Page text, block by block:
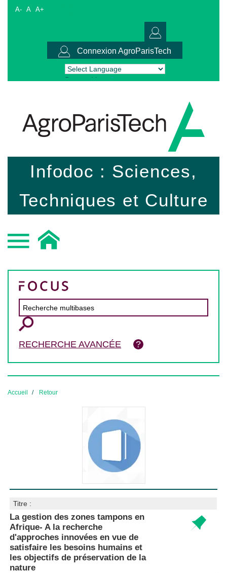
A- A A+
Connexion AgroParisTech
Powered by Translate
Infodoc : Sciences,
Techniques et Culture
RECHERCHE AVANCÉE
Accueil Retour
Titre :
La gestion des zones tampons en
Afrique- A la recherche
d'approches innovées en vue de
satisfaire les besoins humains et
les objectifs de préservation de la
nature